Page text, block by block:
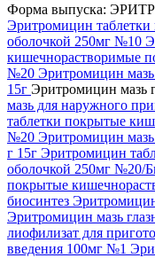
Форма выпуска:
Эритромицин
оболочкой 250мг №10
кишечнорастворимые
№20 Эритромицин
15г Эритромицин мазь
мазь для наружного
таблетки покрытые
№20 Эритромицин
г 15г Эритромицин
оболочкой 250мг №20/
покрытые
биосинтез Эритромицин
Эритромицин мазь
лиофилизат для
введения 100мг №1